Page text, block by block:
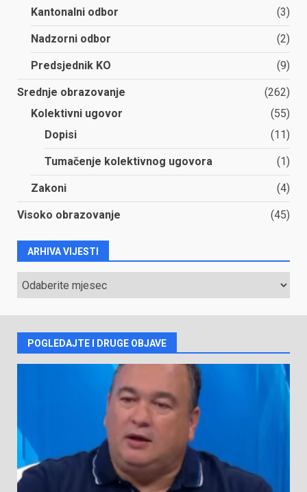
Kantonalni odbor
(3)
Nadzorni odbor (2)
Predsjednik KO (9)
Srednje obrazovanje
(262)
Kolektivni ugovor
(55)
Dopisi
(11)
Tumačenje kolektivnog ugovora (1)
Zakoni (4)
Visoko obrazovanje (45)
ARHIVA VIJESTI
ARHIVA
VIJESTI
POGLEDAJTE I DRUGE OBJAVE